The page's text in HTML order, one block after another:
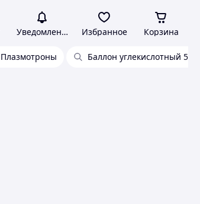
Уведомления Избранное Корзина
Плазмотроны Баллон углекислотный 5л